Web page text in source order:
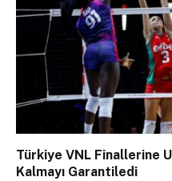
Türkiye VNL Finallerine
Kalmayı Garantiledi